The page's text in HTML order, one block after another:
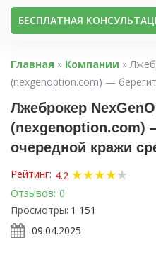
БЕСПЛАТНАЯ
Главная » Компании »
(nexgenoption.com) —
Лжеброкер
(nexgenoption.com)
очередной кражи
Рейтинг: 4.2 ★★★★★
Отзывов: 0
Просмотры: 1 151
09.04.2025